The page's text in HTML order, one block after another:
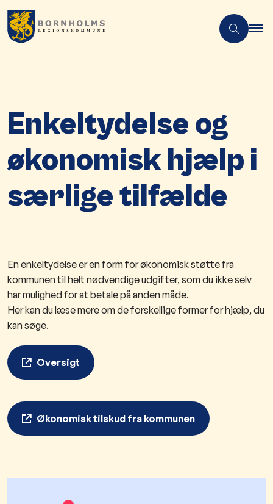
Enkeltydelse og
økonomisk hjælp i
særlige tilfælde
En enkeltydelse er en form for økonomisk støtte fra
kommunen til helt nødvendige udgifter, som du ikke selv
har mulighed for at betale på anden måde.
Her kan du læse mere om de forskellige former for hjælp, du
kan søge.
Oversigt
Økonomisk tilskud fra kommunen